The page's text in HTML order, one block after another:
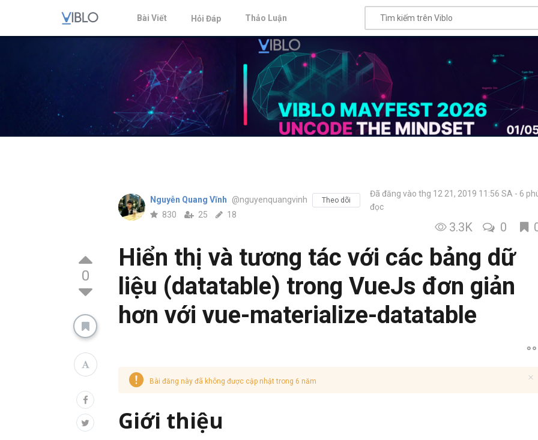
Bài Viết Hỏi Đáp Thảo Luận
0
Nguyễn Quang Vĩnh @nguyenquangvinh Theo dõi
830 25 18
Đã đăng vào thg 12 21, 2019 11:56 SA
6
đọc
3.3K 0
Hiển thị và tương tác với các bảng dữ
liệu (datatable) trong VueJs đơn giản
hơn với vue-materialize-datatable
Bài đăng này đã không được cập nhật trong 6 năm
Giới thiệu